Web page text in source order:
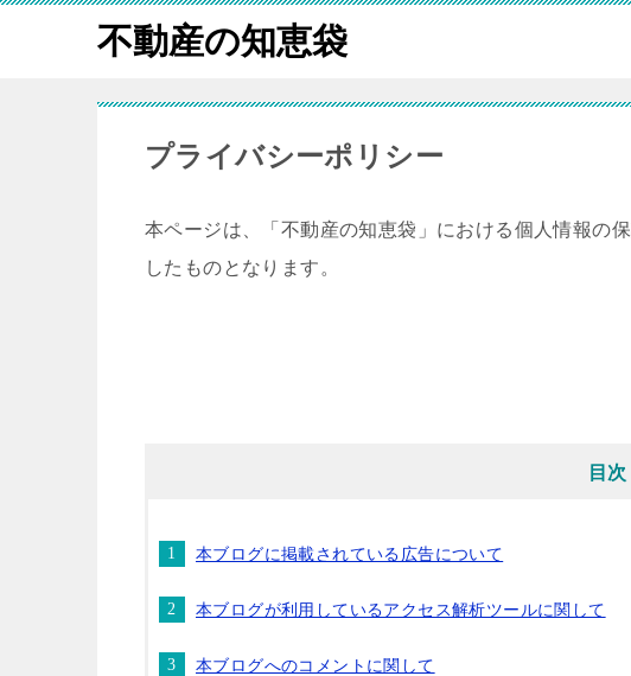
不動産の知恵袋
プライバシーポリシー
本ページは、「不動産の知恵袋」における個人情報の
したものとなります。
目次
本ブログに掲載されている広告について
本ブログが利用しているアクセス解析ツールに関して
本ブログへのコメントに関して